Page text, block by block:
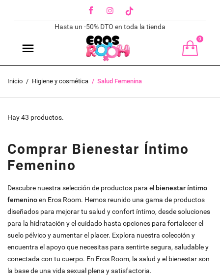
FacebookInstagram
TikTok
Hasta un -50% DTO en toda la tienda
0
Inicio Higiene y cosmética Salud Femenina
Hay 43 productos.
Comprar Bienestar Íntimo
Femenino
Descubre nuestra selección de productos para el bienestar íntimo
femeninoen Eros Room. Hemos reunido una gama de productos
diseñados para mejorar tu salud y confort íntimo, desde soluciones
para la hidratación y el cuidado hasta opciones para fortalecer el
suelo pélvico y aumentar el placer. Explora nuestra colección y
encuentra el apoyo que necesitas para sentirte segura, saludable y
conectada con tu cuerpo. En Eros Room, la salud y el bienestar son
la base de una vida sexual plena y satisfactoria.